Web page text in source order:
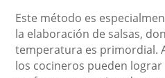
Este método es
la elaboración de salsas,
temperatura es primordial.
los cocineros pueden